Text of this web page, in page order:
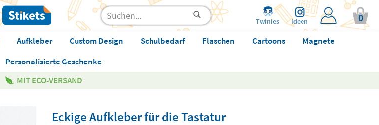
Twinies Ideen 0
Aufkleber Custom Design Schulbedarf Flaschen Cartoons
Magnete
Personalisierte Geschenke
MIT ECO-VERSAND
Eckige Aufkleber für die Tastatur